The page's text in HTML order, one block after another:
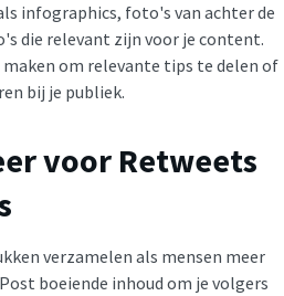
infographics, foto's van achter de
die relevant zijn voor je content.
om relevante tips te delen of
bij je publiek.
voor Retweets
verzamelen als mensen meer
boeiende inhoud om je volgers